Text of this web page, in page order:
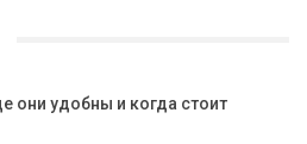
они удобны и когда стоит